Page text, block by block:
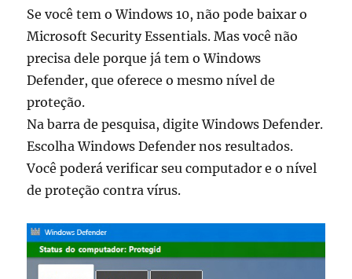
Se você tem o Windows 10, não pode baixar o
Microsoft Security Essentials. Mas você não
precisa dele porque já tem o Windows
Defender, que oferece o mesmo nível de
proteção.
Na barra de pesquisa, digite Windows Defender.
Escolha Windows Defender nos resultados.
Você poderá verificar seu computador e o nível
de proteção contra vírus.